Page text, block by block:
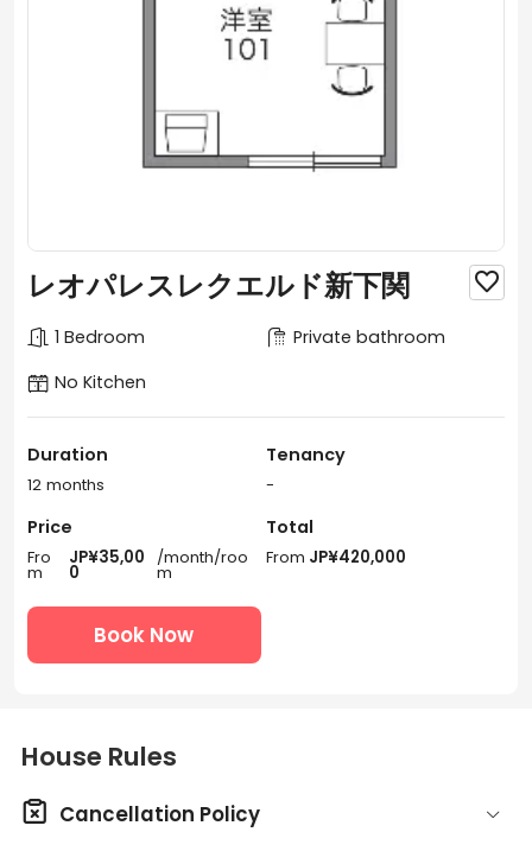
レオパレスレクエルド新下関 
1 Bedroom
Private bathroom
No Kitchen
Duration
12 months
Tenancy
-
Price
Fro
m
JP¥35,00
0
/month/roo
m
Total
From JP¥420,000
Book Now
House Rules
 Cancellation Policy